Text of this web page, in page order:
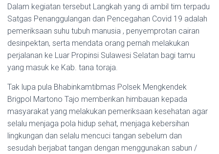
Dalam kegiatan tersebut Langkah yang di ambil tim terpadu
Satgas Penanggulangan dan Pencegahan Covid 19 adalah
pemeriksaan suhu tubuh manusia , penyemprotan cairan
desinpektan, serta mendata orang pernah melakukan
perjalanan ke Luar Propinsi Sulawesi Selatan bagi tamu
yang masuk ke Kab. tana toraja.
Tak lupa pula Bhabinkamtibmas Polsek Mengkendek
Brigpol Martono Tajo memberikan himbauan kepada
masyarakat yang melakukan pemeriksaan kesehatan agar
selalu menjaga pola hidup sehat, menjaga kebersihan
lingkungan dan selalu mencuci tangan sebelum dan
sesudah berjabat tangan dengan menggunakan sabun /